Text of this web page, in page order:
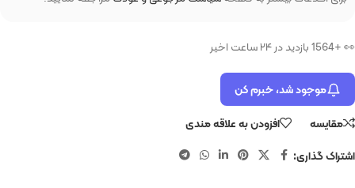
👀 +1564 بازدید در ۲۴ ساعت اخیر
موجود شد، خبرم کن
مقایسه
افزودن به علاقه مندی
اشتراک گذاری: